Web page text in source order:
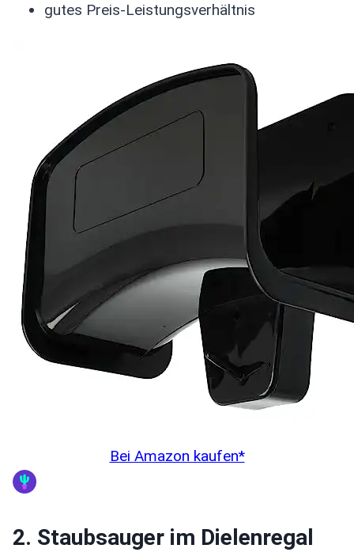
gutes Preis-Leistungsverhältnis
Bei Amazon kaufen*
2. Staubsauger im Dielenregal